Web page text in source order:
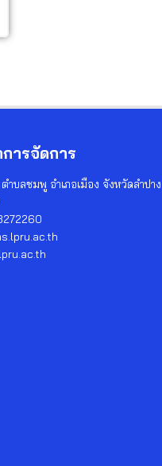
ารจัดการ
บลชมพู อำเภอเมือง จังหวัดลำปาง